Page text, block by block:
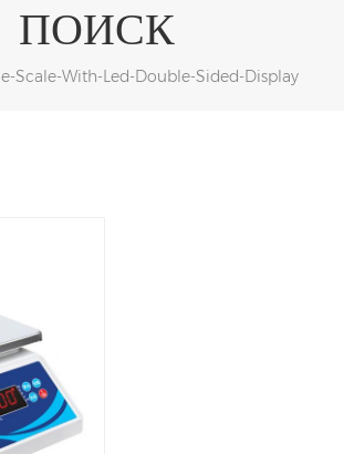
ПОИСК
Scale-With-Led-Double-Sided-Display